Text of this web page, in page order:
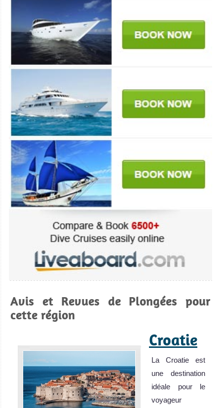
Avis et Revues de Plongées pour
cette région
Croatie
La Croatie est
une destination
idéale pour le
voyageur